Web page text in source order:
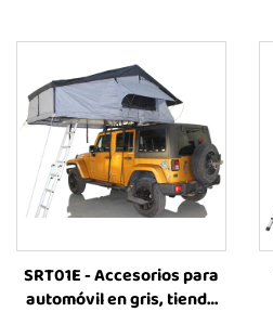
SRT01E - Accesorios para
automóvil en gris, tienda